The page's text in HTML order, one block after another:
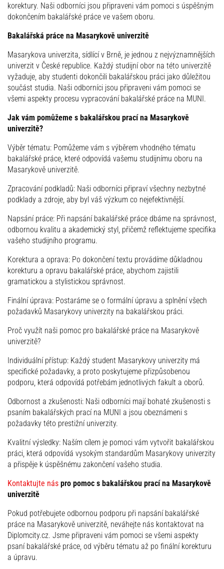
korektury. Naši odborníci jsou připraveni vám pomoci s úspěšným
dokončením bakalářské práce ve vašem oboru.
Bakalářská práce na Masarykově univerzitě
Masarykova univerzita, sídlící v Brně, je jednou z nejvýznamnějších
univerzit v České republice. Každý studijní obor na této univerzitě
vyžaduje, aby studenti dokončili bakalářskou práci jako důležitou
součást studia. Naši odborníci jsou připraveni vám pomoci se
všemi aspekty procesu vypracování bakalářské práce na MUNI.
Jak vám pomůžeme s bakalářskou prací na Masarykově
univerzitě?
Výběr tématu: Pomůžeme vám s výběrem vhodného tématu
bakalářské práce, které odpovídá vašemu studijnímu oboru na
Masarykově univerzitě.
Zpracování podkladů: Naši odborníci připraví všechny nezbytné
podklady a zdroje, aby byl váš výzkum co nejefektivnější.
Napsání práce: Při napsání bakalářské práce dbáme na správnost,
odbornou kvalitu a akademický styl, přičemž reflektujeme specifika
vašeho studijního programu.
Korektura a oprava: Po dokončení textu provádíme důkladnou
korekturu a opravu bakalářské práce, abychom zajistili
gramatickou a stylistickou správnost.
Finální úprava: Postaráme se o formální úpravu a splnění všech
požadavků Masarykovy univerzity na bakalářskou práci.
Proč využít naši pomoc pro bakalářské práce na Masarykově
univerzitě?
Individuální přístup: Každý student Masarykovy univerzity má
specifické požadavky, a proto poskytujeme přizpůsobenou
podporu, která odpovídá potřebám jednotlivých fakult a oborů.
Odbornost a zkušenosti: Naši odborníci mají bohaté zkušenosti s
psaním bakalářských prací na MUNI a jsou obeznámeni s
požadavky této prestižní univerzity.
Kvalitní výsledky: Naším cílem je pomoci vám vytvořit bakalářskou
práci, která odpovídá vysokým standardům Masarykovy univerzity
a přispěje k úspěšnému zakončení vašeho studia.
Kontaktujte nás pro pomoc s bakalářskou prací na Masarykově
univerzitě
Pokud potřebujete odbornou podporu při napsání bakalářské
práce na Masarykově univerzitě, neváhejte nás kontaktovat na
Diplomcity.cz. Jsme připraveni vám pomoci se všemi aspekty
psaní bakalářské práce, od výběru tématu až po finální korekturu
a úpravu.